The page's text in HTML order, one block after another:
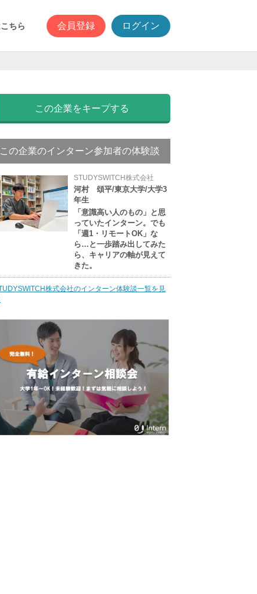
ちら 会員登録 ログイン
この企業をキープする
この企業のインターン参加者の体験談
STUDYSWITCH株式会社
河村 頌平/東京大学/大学3
年生
「意識高い人のもの」と思
っていたインターン。でも
「週1・リモートOK」な
ら…と一歩踏み出してみた
ら、キャリアの軸が見えて
きた。
株式会社のインターン体験談一覧を見